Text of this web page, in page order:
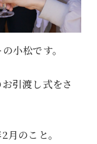
小松です。
引渡し式をさ
のこと。